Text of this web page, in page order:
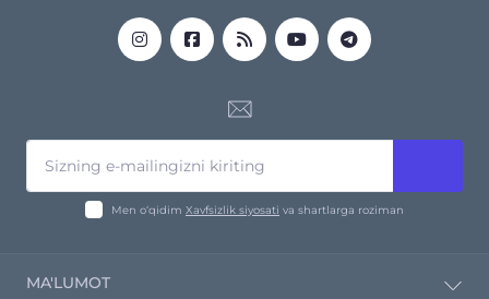
Men o‘qidim Xavfsizlik siyosati va shartlarga roziman
MA'LUMOT